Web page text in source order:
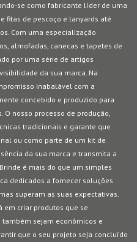
se como fabricante líder de uma
fitas de pescoço e lanyards até
Com uma especialização
almofadas, canecas e tapetes de
por uma série de artigos
da sua marca. Na
inabalável com a
concebido e produzido para
O nosso processo de produção,
tradicionais e garante que
ou como parte de um kit de
da sua marca e transmita a
é mais do que um simples
dedicados a fornecer soluções
superam as suas expectativas.
em criar produtos que se
sejam econômicos e
que o seu projeto seja concluído